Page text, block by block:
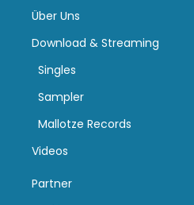
Über Uns
Download & Streaming
Singles
Sampler
Mallotze Records
Videos
Partner